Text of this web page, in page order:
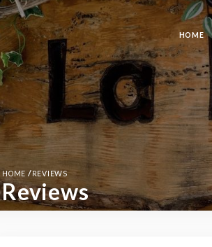
HOME
HOME / REVIEWS
Reviews